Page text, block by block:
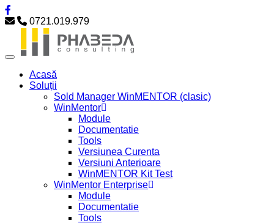
0721.019.979
Acasă
Soluții
Sold Manager WinMENTOR (clasic)
WinMentor
Module
Documentatie
Tools
Versiunea Curenta
Versiuni Anterioare
WinMENTOR Kit Test
WinMentor Enterprise
Module
Documentatie
Tools